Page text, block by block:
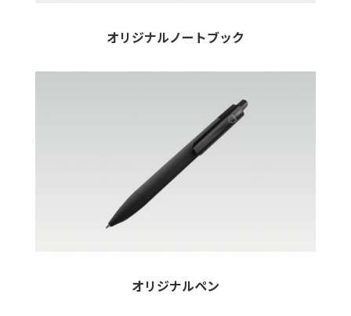
オリジナルノートブック
オリジナルペン